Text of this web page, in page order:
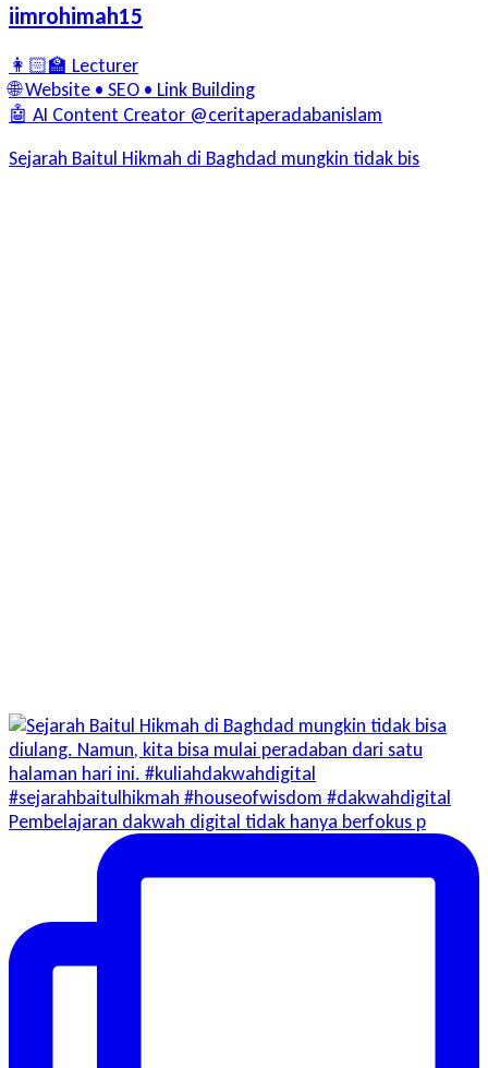
iimrohimah15
👩🏻‍🏫 Lecturer
🌐 Website • SEO • Link Building
🤖 AI Content Creator @ceritaperadabanislam
Sejarah Baitul Hikmah di Baghdad mungkin tidak bis
Pembelajaran dakwah digital tidak hanya berfokus p